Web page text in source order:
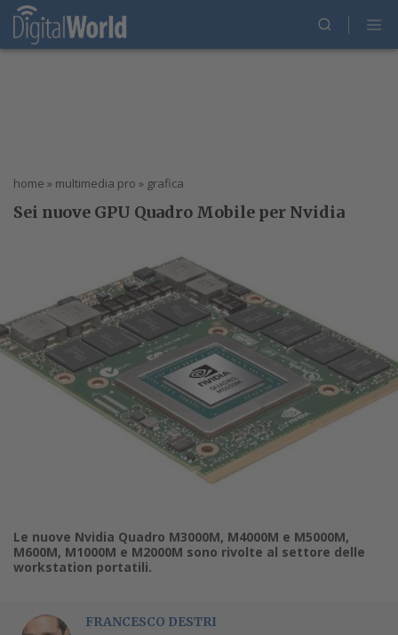
home » multimedia pro » grafica
Sei nuove GPU Quadro Mobile per Nvidia
Le nuove Nvidia Quadro M3000M, M4000M e M5000M,
M600M, M1000M e M2000M sono rivolte al settore delle
workstation portatili.
FRANCESCO DESTRI